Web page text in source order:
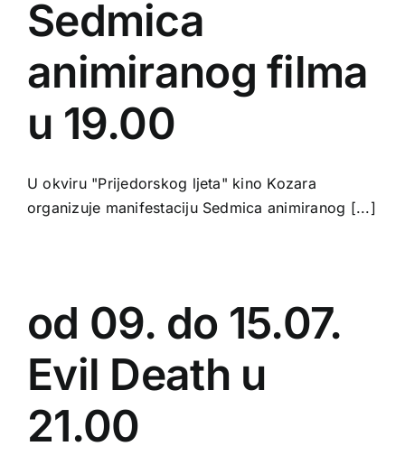
Sedmica
animiranog filma
u 19.00
U okviru "Prijedorskog ljeta" kino Kozara
organizuje manifestaciju Sedmica animiranog [...]
od 09. do 15.07.
Evil Death u
21.00